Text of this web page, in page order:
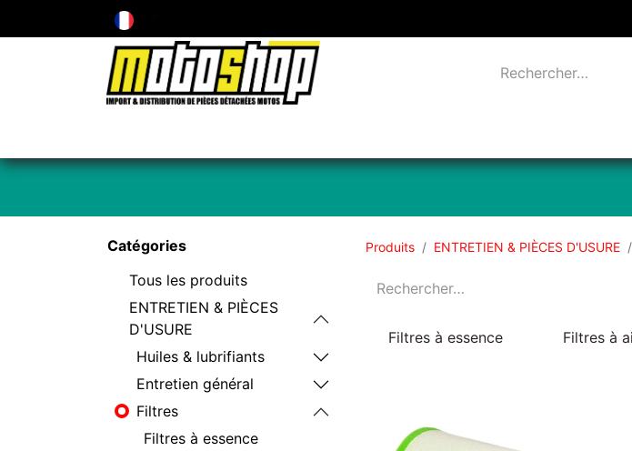
Catégories
Tous les produits
ENTRETIEN & PIÈCES
D'USURE
Huiles & lubrifiants
Entretien général
Filtres
Filtres à essence
Produits ENTRETIEN & PIÈCES D'USURE
Filtres à essence Filtres à